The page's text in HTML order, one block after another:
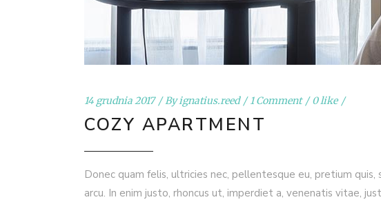
14 grudnia 2017 Byignatius.reed 1 Comment 0 like
COZY APARTMENT
Donec quam felis, ultricies nec, pellentesque eu, pretium
arcu. In enim justo, rhoncus ut, imperdiet a, venenatis vitae,